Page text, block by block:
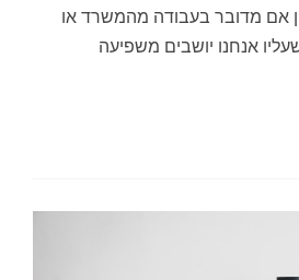
אם מדובר בעבודה מהמשרד או
אנחנו יושבים משפיעה